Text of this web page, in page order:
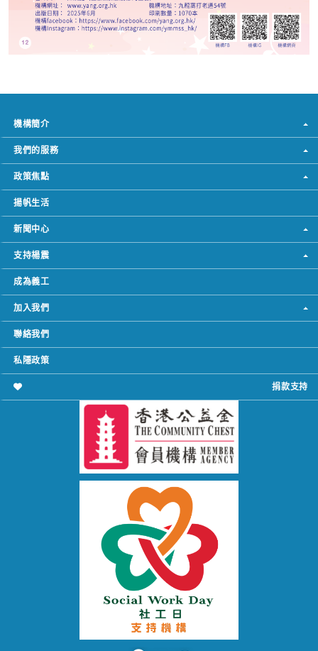
機構簡介
我們的服務
政策焦點
揚帆生活
新聞中心
支持楊震
成為義工
加入我們
聯絡我們
私隱政策
捐款支持